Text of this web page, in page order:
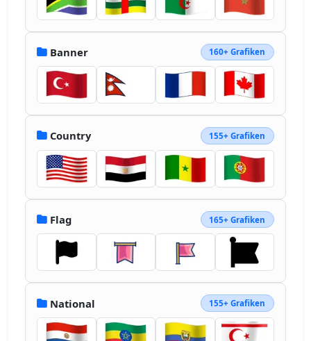
Banner 160+ Grafiken
Country 155+ Grafiken
Flag 165+ Grafiken
National 155+ Grafiken